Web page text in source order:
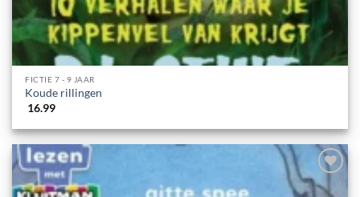
FICTIE 7 - 9 JAAR
Koude rillingen
16.99